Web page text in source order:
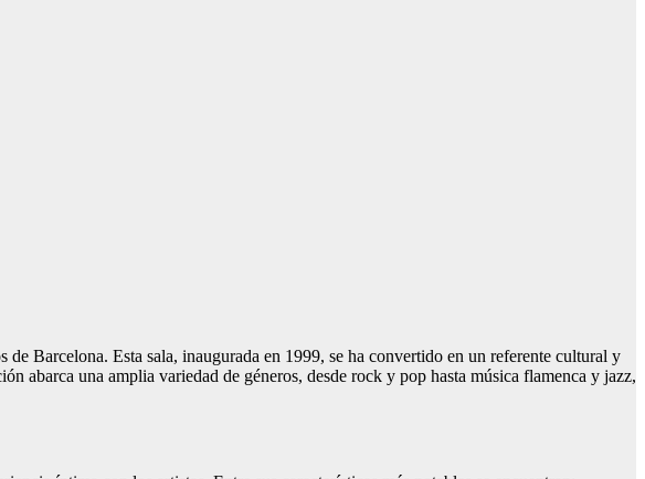
de Barcelona. Esta sala, inaugurada en 1999, se ha convertido en un referente cultural y
abarca una amplia variedad de géneros, desde rock y pop hasta música flamenca y jazz,